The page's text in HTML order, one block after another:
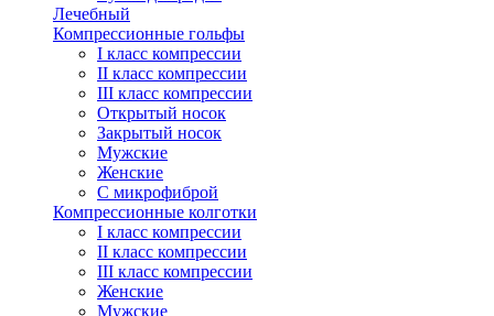
Лечебный
Компрессионные гольфы
I класс компрессии
II класс компрессии
III класс компрессии
Открытый носок
Закрытый носок
Мужские
Женские
С микрофиброй
Компрессионные колготки
I класс компрессии
II класс компрессии
III класс компрессии
Женские
Мужские